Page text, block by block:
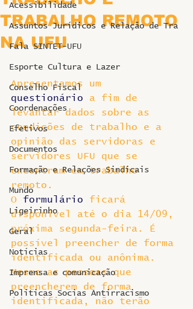
Acessibilidade
Assuntos Jurídicos e Relação de Tra
Fala SINTET-UFU
Esporte Cultura e Lazer
Conselho Fiscal
Coordenações
Efetivos
Documentos
Formação e Relações Sindicais
Mundo
Ligeirinho
Geral
Notícias
Imprensa e comunicação
Politicas Socias Antirracismo
TRABALHO REMOTO
NA UFU
Apresentamos um
questionário a fim de
levantar dados sobre as
condições de trabalho e a
opinião das servidoras e
servidores UFU que se
encontram em trabalho
remoto.
O formulário ficará
disponível até o dia 14/09,
próxima segunda-feira. É
possível preencher de forma
identificada ou anônima.
Mesmo as pessoas que
preencherem de forma
identificada, não terão